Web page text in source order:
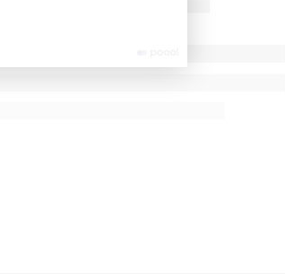
avec du saucisson
qu’elle n’est pas toujours entre de